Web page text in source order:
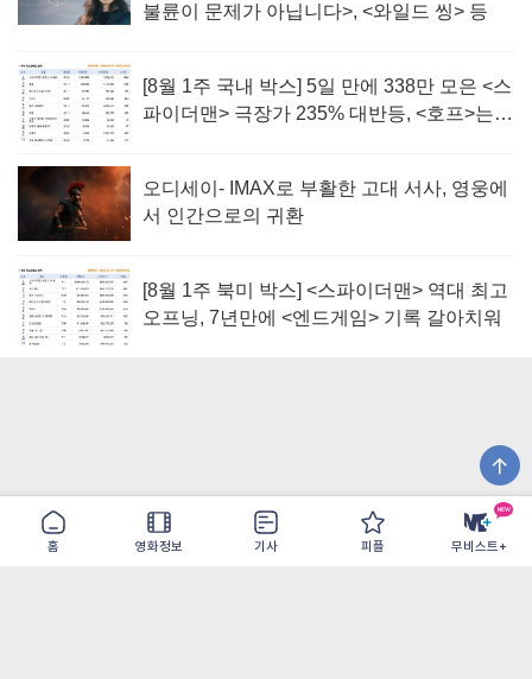
홈 영화정보 기사 피플 무비스트+
불륜이 문제가 아닙니다>, <와일드 씽> 등
[8월 1주 국내 박스] 5일 만에 338만 모은 <스
파이더맨> 극장가 235% 대반등, <호프>는
오디세이- IMAX로 부활한 고대 서사, 영웅에
서 인간으로의 귀환
[8월 1주 북미 박스] <스파이더맨> 역대 최고
오프닝, 7년만에 <엔드게임> 기록 갈아치워